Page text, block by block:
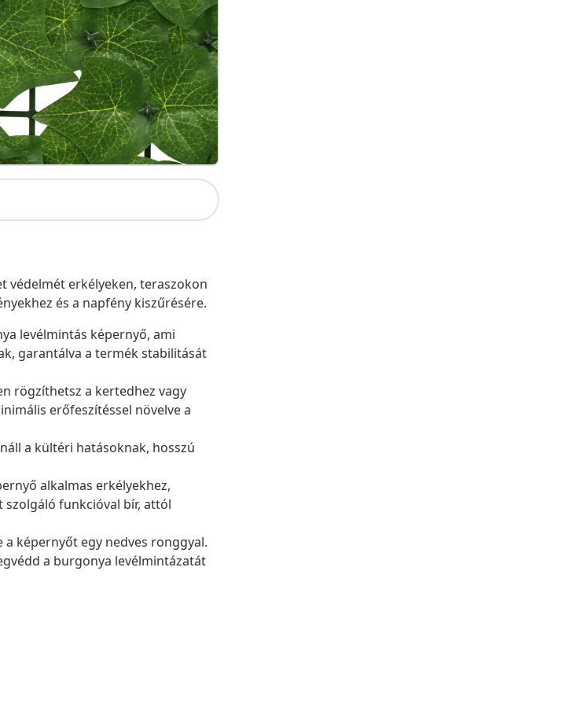
védelmét erkélyeken, teraszokon
és a napfény kiszűrésére.
levélmintás képernyő, ami
garantálva a termék stabilitását
rögzíthetsz a kertedhez vagy
erőfeszítéssel növelve a
a kültéri hatásoknak, hosszú
alkalmas erkélyekhez,
funkcióval bír, attól
képernyőt egy nedves ronggyal.
a burgonya levélmintázatát